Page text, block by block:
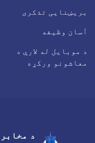
بریښنایی تذکری
آسان وظیفه
د موبایل له لارې د
معاشونو ورکړه
د